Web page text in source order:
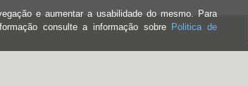
e aumentar a usabilidade do mesmo. Para
consulte a informação sobre Politica de